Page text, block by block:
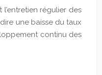
régulier des
une baisse du taux
continu des